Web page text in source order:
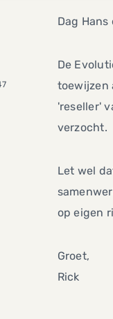
Dag Hans
De
toewijzen
'reseller'
verzocht.
Let wel
op eigen
Groet,
Rick